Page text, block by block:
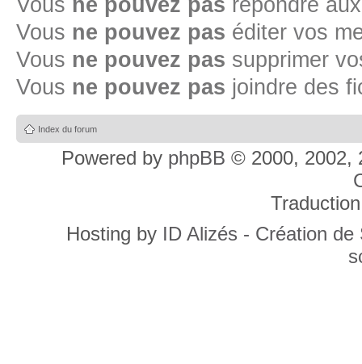
Vous ne pouvez pas répondre
Vous ne pouvez pas éditer vos
Vous ne pouvez pas supprimer
Vous ne pouvez pas joindre des
Index du forum
Powered by phpBB © 2000, 2002,
Hosting by ID Alizés - Création